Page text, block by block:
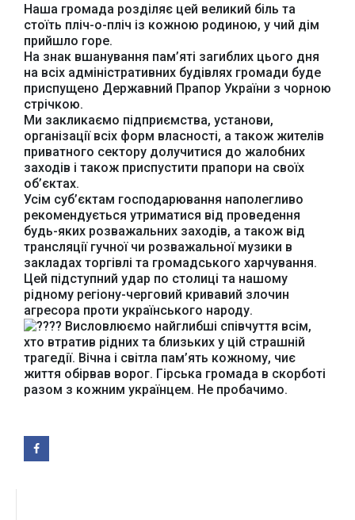
Наша громада розділяє цей великий біль та
стоїть пліч-о-пліч із кожною родиною, у чий дім
прийшло горе.
На знак вшанування пам’яті загиблих цього дня
на всіх адміністративних будівлях громади буде
приспущено Державний Прапор України з чорною
стрічкою.
Ми закликаємо підприємства, установи,
організації всіх форм власності, а також жителів
приватного сектору долучитися до жалобних
заходів і також приспустити прапори на своїх
об’єктах.
Усім суб’єктам господарювання наполегливо
рекомендується утриматися від проведення
будь-яких розважальних заходів, а також від
трансляції гучної чи розважальної музики в
закладах торгівлі та громадського харчування.
Цей підступний удар по столиці та нашому
рідному регіону-черговий кривавий злочин
агресора проти українського народу.
Висловлюємо найглибші співчуття всім,
хто втратив рідних та близьких у цій страшній
трагедії. Вічна і світла пам’ять кожному, чиє
життя обірвав ворог. Гірська громада в скорботі
разом з кожним українцем. Не пробачимо.
Офіційний веб-сайт
Верховної Ради
України Президента України
Урядовий портал
Київська обласна
державна адміністрація
Бориспільської РДА